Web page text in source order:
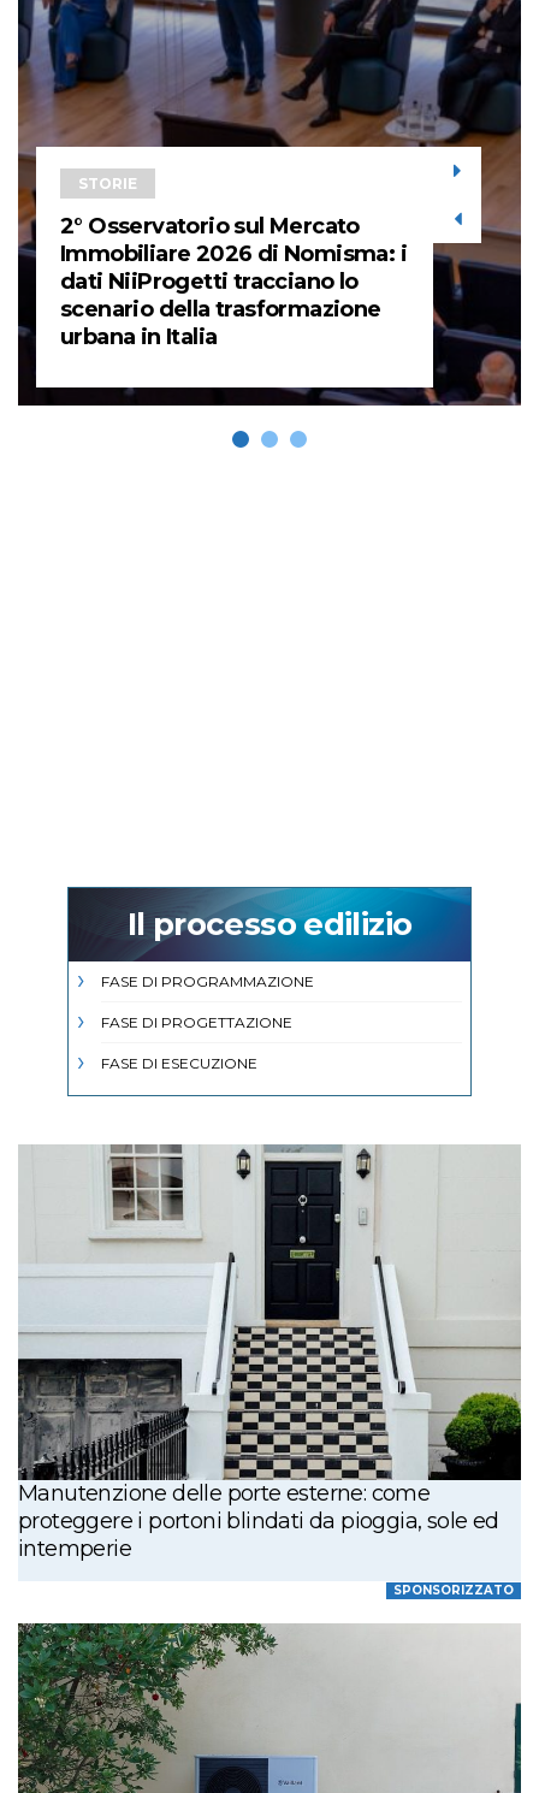
STORIE
2° Osservatorio sul Mercato
Immobiliare 2026 di Nomisma: i
dati NiiProgetti tracciano lo
scenario della trasformazione
urbana in Italia
Il processo edilizio
FASE DI PROGRAMMAZIONE
FASE DI PROGETTAZIONE
FASE DI ESECUZIONE
Manutenzione delle porte esterne: come
proteggere i portoni blindati da pioggia, sole ed
intemperie
SPONSORIZZATO